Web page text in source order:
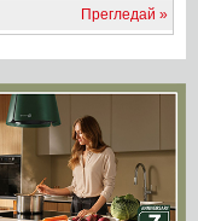
Прегледай